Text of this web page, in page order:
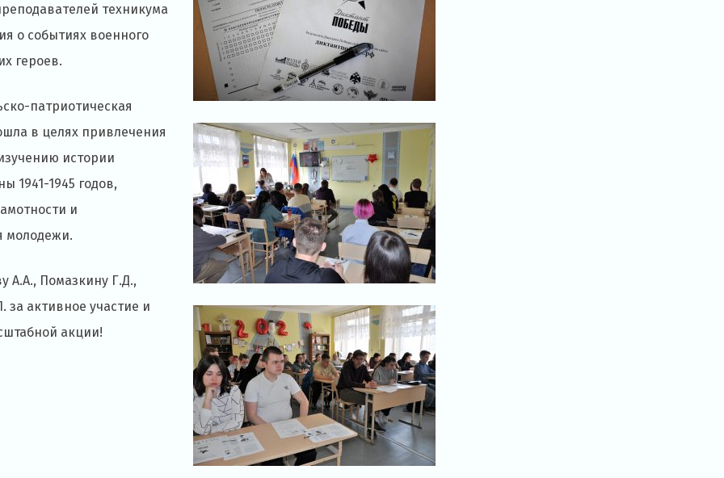
техникума
о событиях военного
героев.
патриотическая
в целях привлечения
истории
1941-1945 годов,
и
молодежи.
А.А., Помазкину Г.Д.,
активное участие и
акции!